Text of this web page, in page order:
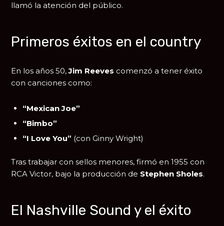
llamó la atención del público.
Primeros éxitos en el country
En los años 50,Jim Reeves comenzó a tener éxito
con canciones como:
“Mexican Joe”
“Bimbo”
“I Love You” (con Ginny Wright)
Tras trabajar con sellos menores, firmó en 1955 con
RCA Victor, bajo la producción de Stephen Sholes.
El Nashville Sound y el éxito